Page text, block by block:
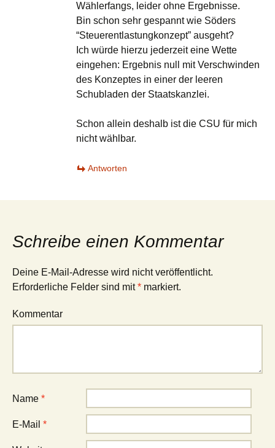
Wählerfangs, leider ohne Ergebnisse.
Bin schon sehr gespannt wie Söders
“Steuerentlastungkonzept” ausgeht?
Ich würde hierzu jederzeit eine Wette
eingehen: Ergebnis null mit Verschwinden
des Konzeptes in einer der leeren
Schubladen der Staatskanzlei.
Schon allein deshalb ist die CSU für mich
nicht wählbar.
Antworten
Schreibe einen Kommentar
Deine E-Mail-Adresse wird nicht veröffentlicht.
Erforderliche Felder sind mit* markiert.
Kommentar
Name *
E-Mail *